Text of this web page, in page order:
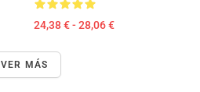
24,38 € - 28,06 €
VER MÁS